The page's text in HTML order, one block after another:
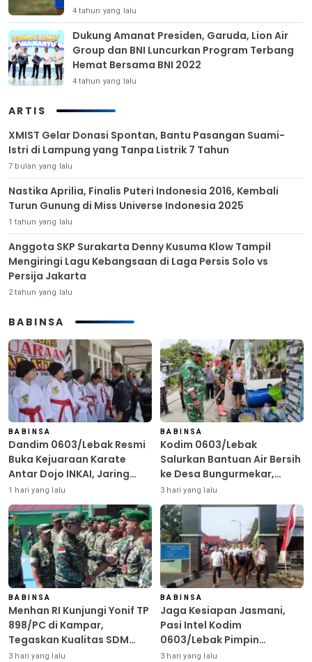
4 tahun yang lalu
Dukung Amanat Presiden, Garuda, Lion Air
Group dan BNI Luncurkan Program Terbang
Hemat Bersama BNI 2022
4 tahun yang lalu
ARTIS
XMIST Gelar Donasi Spontan, Bantu Pasangan Suami-
Istri di Lampung yang Tanpa Listrik 7 Tahun
7 bulan yang lalu
Nastika Aprilia, Finalis Puteri Indonesia 2016, Kembali
Turun Gunung di Miss Universe Indonesia 2025
1 tahun yang lalu
Anggota SKP Surakarta Denny Kusuma Klow Tampil
Mengiringi Lagu Kebangsaan di Laga Persis Solo vs
Persija Jakarta
2 tahun yang lalu
BABINSA
BABINSA
Dandim 0603/Lebak Resmi
Buka Kejuaraan Karate
Antar Dojo INKAI, Jaring
Bibit Atlet Unggul Sambut
HUT ke-81 RI
1 hari yang lalu
BABINSA
Kodim 0603/Lebak
Salurkan Bantuan Air Bersih
ke Desa Bungurmekar,
Ringankan Beban Warga
Terdampak Kemarau
3 hari yang lalu
BABINSA
Menhan RI Kunjungi Yonif TP
898/PC di Kampar,
Tegaskan Kualitas SDM
Kunci Kekuatan TNI
3 hari yang lalu
BABINSA
Jaga Kesiapan Jasmani,
Pasi Intel Kodim
0603/Lebak Pimpin
Pembinaan Fisik Rutin
3 hari yang lalu